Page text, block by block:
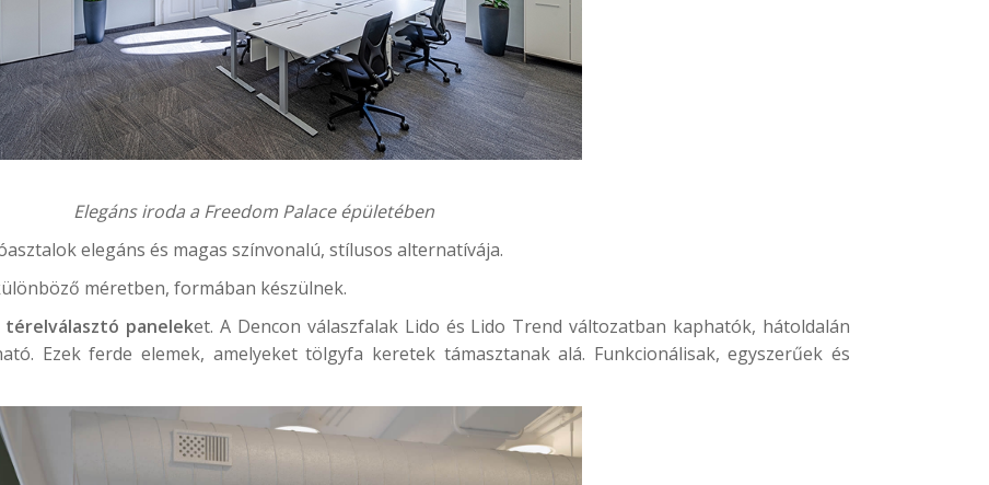
Elegáns iroda a Freedom Palaceépületében
elegáns és magas színvonalú, stílusos alternatívája.
méretben, formában készülnek.
térelválasztó paneleket. A Dencon válaszfalakLido és Lido Trend változatban kaphatók, hátoldalán
Ezek ferde elemek, amelyeket tölgyfa keretek támasztanak alá. Funkcionálisak, egyszerűek és